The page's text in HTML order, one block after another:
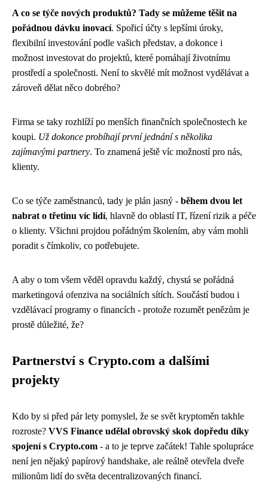
A co se týče nových produktů? Tady se můžeme těšit na
pořádnou dávku inovací. Spořicí účty s lepšími úroky,
flexibilní investování podle vašich představ, a dokonce i
možnost investovat do projektů, které pomáhají životnímu
prostředí a společnosti. Není to skvělé mít možnost vydělávat a
zároveň dělat něco dobrého?
Firma se taky rozhlíží po menších finančních společnostech ke
koupi. Už dokonce probíhají první jednání s několika
zajímavými partnery. To znamená ještě víc možností pro nás,
klienty.
Co se týče zaměstnanců, tady je plán jasný - během dvou let
nabrat o třetinu víc lidí, hlavně do oblastí IT, řízení rizik a péče
o klienty. Všichni projdou pořádným školením, aby vám mohli
poradit s čímkoliv, co potřebujete.
A aby o tom všem věděl opravdu každý, chystá se pořádná
marketingová ofenziva na sociálních sítích. Součástí budou i
vzdělávací programy o financích - protože rozumět penězům je
prostě důležité, že?
Partnerství s Crypto.com a dalšími
projekty
Kdo by si před pár lety pomyslel, že se svět kryptoměn takhle
rozroste? VVS Finance udělal obrovský skok dopředu díky
spojení s Crypto.com - a to je teprve začátek! Tahle spolupráce
není jen nějaký papírový handshake, ale reálně otevřela dveře
milionům lidí do světa decentralizovaných financí.